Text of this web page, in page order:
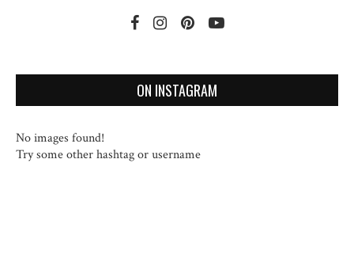
ON INSTAGRAM
No images found!
Try some other hashtag or username